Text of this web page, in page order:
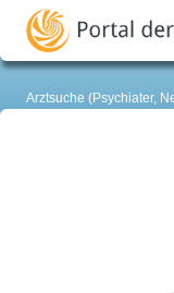
Arztsuche (Psychiater,